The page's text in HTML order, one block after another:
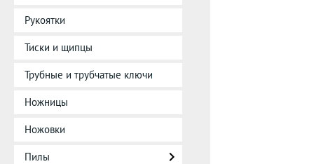
Рукоятки
Тиски и щипцы
Трубные и трубчатые ключи
Ножницы
Ножовки
Пилы